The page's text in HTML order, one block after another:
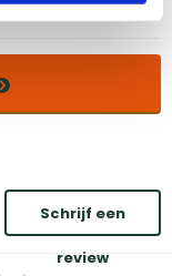
Schrijf een
review